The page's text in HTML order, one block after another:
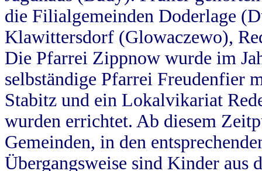
die Filialgemeinden Doderlage
Klawittersdorf (Glowaczewo),
Die Pfarrei Zippnow wurde im
selbständige Pfarrei Freudenfier
Stabitz und ein Lokalvikariat
wurden errichtet. Ab diesem
Gemeinden, in den
Übergangsweise sind Kinder aus